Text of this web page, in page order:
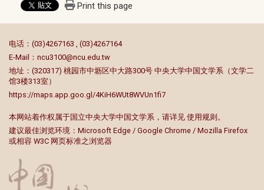
Print this page
电话：(03)4267163 , (03)4267164
E-Mail： ncu3100@ncu.edu.tw
地址：(320317) 桃园市中坜区中大路300号 中央大学中国文学系（文学二
馆3楼313室）
https://maps.app.goo.gl/4KiH6WUt8WVUn1fi7
本网站着作权属于国立中央大学中国文学系，请详见 使用规则 。
建议最佳浏览环境：Microsoft Edge / Google Chrome / Mozilla Firefox
或相容 W3C 网页标准之浏览器